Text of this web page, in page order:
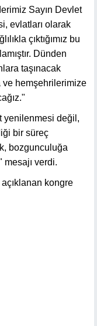
Sayın Devlet
evlatları olarak
çıktığımız bu
Dünden
taşınacak
ve hemşehrilerimize
yenilenmesi değil,
bir süreç
bozgunculuğa
mesajı verdi.
açıklanan kongre